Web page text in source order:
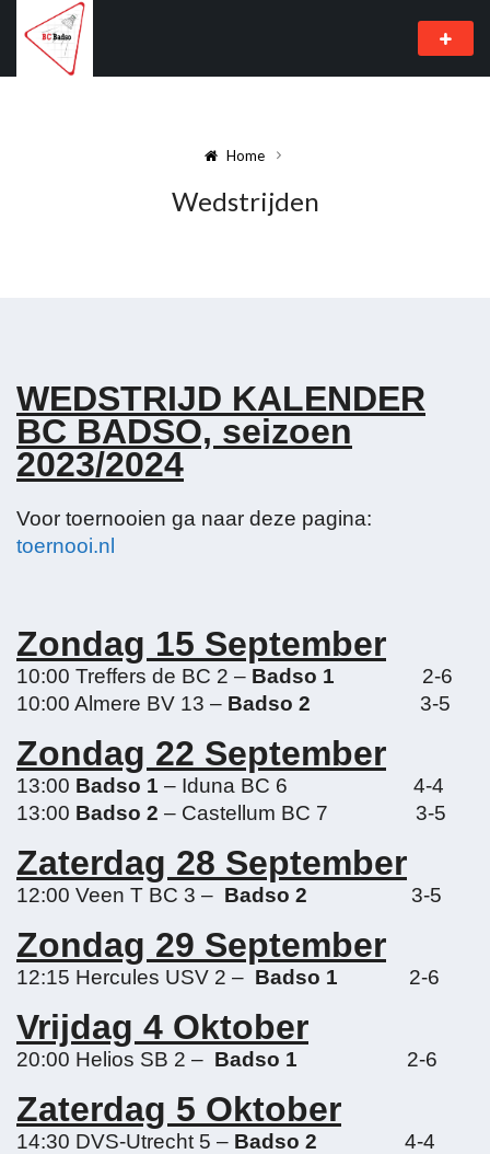
Home
Wedstrijden
WEDSTRIJD KALENDER
BC BADSO, seizoen
2023/2024
Voor toernooien ga naar deze pagina:
toernooi.nl
Zondag 15 September
10:00 Treffers de BC 2 – Badso 1 2-6
10:00 Almere BV 13 – Badso 2 3-5
Zondag 22 September
13:00 Badso 1 – Iduna BC 6 4-4
13:00 Badso 2 – Castellum BC 7 3-5
Zaterdag 28 September
12:00 Veen T BC 3 – Badso 2 3-5
Zondag 29 September
12:15 Hercules USV 2 – Badso 1 2-6
Vrijdag 4 Oktober
20:00 Helios SB 2 – Badso 1 2-6
Zaterdag 5 Oktober
14:30 DVS-Utrecht 5 – Badso 2 4-4